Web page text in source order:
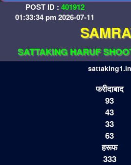
POST ID : 401912
01:33:34 pm 2026-07-11
SATTAKING HARUF
sattaking1.in
फरीदाबाद
93
43
33
63
हरूफ
333